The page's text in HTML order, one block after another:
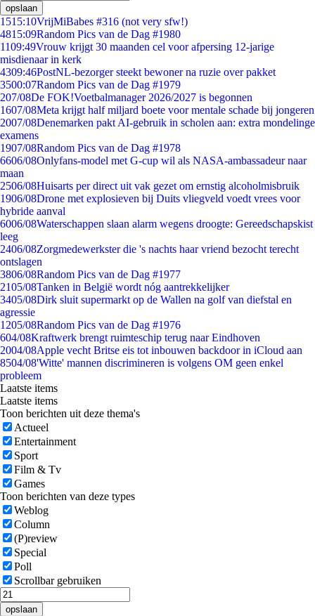
opslaan
1515:10VrijMiBabes #316 (not very sfw!)
4815:09Random Pics van de Dag #1980
1109:49Vrouw krijgt 30 maanden cel voor afpersing 12-jarige
misdienaar in kerk
4309:46PostNL-bezorger steekt bewoner na ruzie over pakket
3500:07Random Pics van de Dag #1979
207/08De FOK!Voetbalmanager 2026/2027 is begonnen
1607/08Meta krijgt half miljard boete voor mentale schade bij jongeren
2007/08Denemarken pakt AI-gebruik in scholen aan: extra mondelinge
examens
1907/08Random Pics van de Dag #1978
6606/08Onlyfans-model met G-cup wil als NASA-ambassadeur naar
maan
2506/08Huisarts per direct uit vak gezet om ernstig alcoholmisbruik
1906/08Drone met explosieven bij Duits vliegveld voedt vrees voor
hybride aanval
6006/08Waterschappen slaan alarm wegens droogte: Gereedschapskist
leeg
2406/08Zorgmedewerkster die 's nachts haar vriend bezocht terecht
ontslagen
3806/08Random Pics van de Dag #1977
2105/08Tanken in België wordt nóg aantrekkelijker
3405/08Dirk sluit supermarkt op de Wallen na golf van diefstal en
agressie
1205/08Random Pics van de Dag #1976
604/08Kraftwerk brengt ruimteschip terug naar Eindhoven
2004/08Apple vecht Britse eis tot inbouwen backdoor in iCloud aan
8504/08'Witte' mannen discrimineren is volgens OM geen enkel
probleem
Laatste items
Laatste items
Toon berichten uit deze thema's
Actueel
Entertainment
Sport
Film & Tv
Games
Toon berichten van deze types
Weblog
Column
(P)review
Special
Poll
Scrollbar gebruiken
opslaan